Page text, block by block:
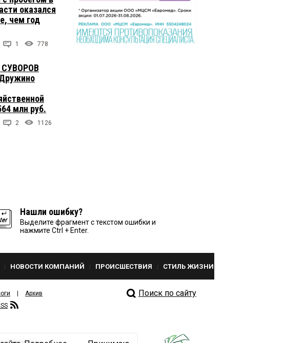
оказался
чем год
1 778
СУВОРОВ
млн руб.
2 1126
Нашли ошибку?
Выделите фрагмент с текстом ошибки и
нажмите Ctrl + Enter.
НОВОСТИ КОМПАНИЙ ПРОИСШЕСТВИЯ СТИЛЬ ЖИЗНИ
Архив
Поиск по сайту